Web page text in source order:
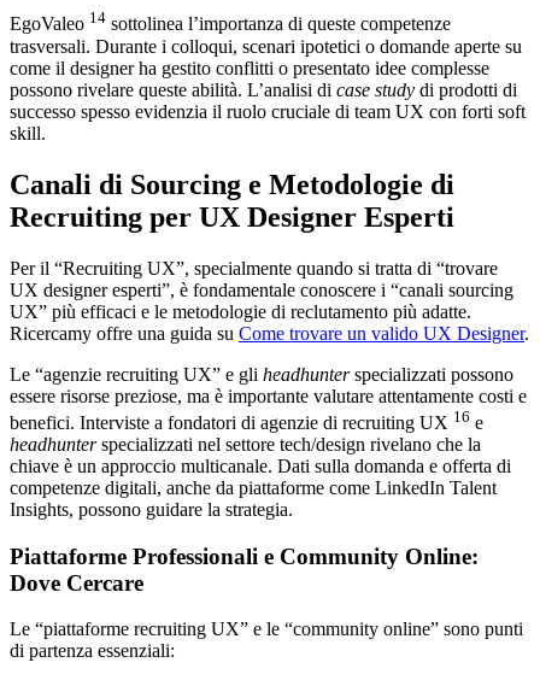
EgoValeo 14 sottolinea l’importanza di queste competenze
trasversali. Durante i colloqui, scenari ipotetici o domande aperte su
come il designer ha gestito conflitti o presentato idee complesse
possono rivelare queste abilità. L’analisi di case study di prodotti di
successo spesso evidenzia il ruolo cruciale di team UX con forti soft
skill.
Canali di Sourcing e Metodologie di
Recruiting per UX Designer Esperti
Per il “Recruiting UX”, specialmente quando si tratta di “trovare
UX designer esperti”, è fondamentale conoscere i “canali sourcing
UX” più efficaci e le metodologie di reclutamento più adatte.
Ricercamy offre una guida su Come trovare un valido UX Designer.
Le “agenzie recruiting UX” e gli headhunterspecializzati possono
essere risorse preziose, ma è importante valutare attentamente costi e
benefici. Interviste a fondatori di agenzie di recruiting UX 16 e
headhunterspecializzati nel settore tech/design rivelano che la
chiave è un approccio multicanale. Dati sulla domanda e offerta di
competenze digitali, anche da piattaforme come LinkedIn Talent
Insights, possono guidare la strategia.
Piattaforme Professionali e Community Online:
Dove Cercare
Le “piattaforme recruiting UX” e le “community online” sono punti
di partenza essenziali: